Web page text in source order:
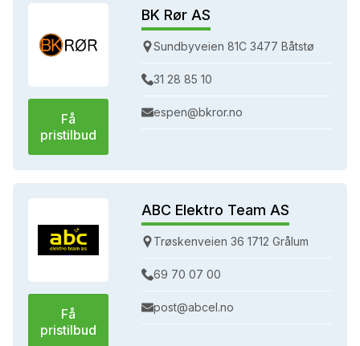
Få
pristilbud
BK Rør AS
Sundbyveien 81C 3477 Båtstø
31 28 85 10
espen@bkror.no
Få
pristilbud
ABC Elektro Team AS
Trøskenveien 36 1712 Grålum
69 70 07 00
post@abcel.no